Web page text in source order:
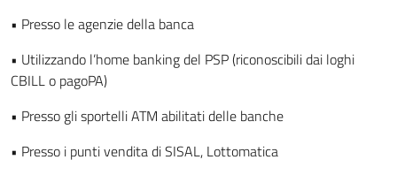
• Presso le agenzie della banca
• Utilizzando l’home banking del PSP (riconoscibili dai loghi
CBILL o pagoPA)
• Presso gli sportelli ATM abilitati delle banche
• Presso i punti vendita di SISAL, Lottomatica